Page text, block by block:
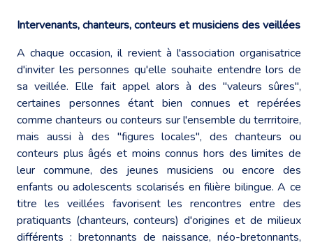
Intervenants, chanteurs, conteurs et musiciens des veillées
A chaque occasion, il revient à l'association organisatrice
d'inviter les personnes qu'elle souhaite entendre lors de
sa veillée. Elle fait appel alors à des "valeurs sûres",
certaines personnes étant bien connues et repérées
comme chanteurs ou conteurs sur l'ensemble du terrritoire,
mais aussi à des "figures locales", des chanteurs ou
conteurs plus âgés et moins connus hors des limites de
leur commune, des jeunes musiciens ou encore des
enfants ou adolescents scolarisés en filière bilingue. A ce
titre les veillées favorisent les rencontres entre des
pratiquants (chanteurs, conteurs) d'origines et de milieux
différents : bretonnants de naissance, néo-bretonnants,